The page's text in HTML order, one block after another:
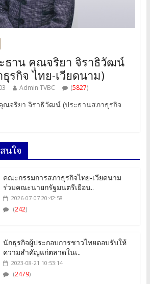
ธาน คุณจริยา จิราธิวัฒน์
รกิจ ไทย-เวียดนาม)
Admin TVBC (5827)
ณจริยา จิราธิวัฒน์ (ประธานสภาธุรกิจ
นใจ
คณะกรรมการสภาธุรกิจไทย-เวียดนาม
ร่วมคณะนายกรัฐมนตรีเยือน..
2026-07-07 20:42:58
(242)
นักธุรกิจผู้ประกอบการชาวไทยตอบรับให้
ความสำคัญแก่ตลาดในเ..
2023-08-21 10:53:14
(2479)